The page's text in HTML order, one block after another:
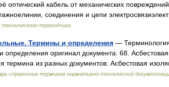
кабель от механических
соединения и цепи
технического переводчика
Термины и определения —
оригинал документа: 68.
термина из разных документов: Асбестовая
справочник терминов нормативно-технической